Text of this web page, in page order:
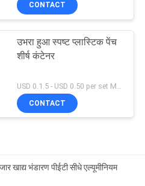
CONTACT
उभरा हुआ स्पष्ट प्लास्टिक पेंच
शीर्ष कंटेनर
USD 0.1.5 - USD 0.50 per set MOQ:10000SET
CONTACT
खाद्य भंडारण पीईटी सीधे एल्यूमीनियम